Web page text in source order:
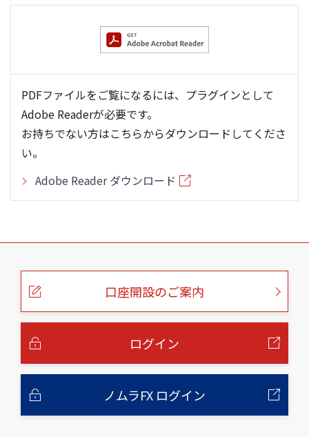
PDFファイルをご覧になるには、プラグインとして
Adobe Readerが必要です。
お持ちでない方はこちらからダウンロードしてくださ
い。
Adobe Reader ダウンロード
こ
口座開設のご案内
ログイン
ノムラFX ログイン